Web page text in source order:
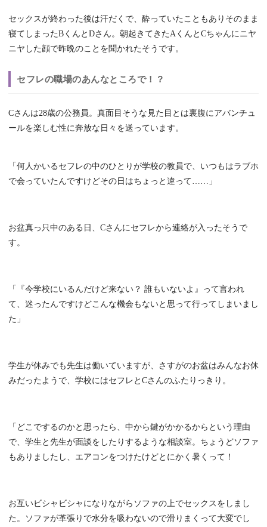
セックスが終わった後は汗だくで、酔っていたこともありそのまま
寝てしまったBくんとDさん。朝起きてきたAくんとCちゃんにニヤ
ニヤした顔で昨晩のことを聞かれたそうです。
セフレの職場のあんなところで！？
Cさんは28歳の公務員。真面目そうな見た目とは裏腹にアバンチュ
ールを楽しむ性に奔放な日々を送っています。
「何人かいるセフレの中のひとりが学校の教員で、いつもはラブホ
で会っていたんですけどその日はちょっと違って……」
お盆真っ只中のある日、Cさんにセフレから連絡が入ったそうで
す。
「『今学校にいるんだけど来ない？ 誰もいないよ』って言われ
て、迷ったんですけどこんな機会もないと思って行ってしまいまし
た」
学生が休みでも先生は働いていますが、さすがのお盆はみんなお休
みだったようで、学校にはセフレとCさんのふたりっきり。
「どこでするのかと思ったら、中から鍵がかかるからという理由
で、学生と先生が面談をしたりするような相談室。ちょうどソファ
もありましたし、エアコンをつけたけどとにかく暑くって！
お互いビシャビシャになりながらソファの上でセックスをしまし
た。ソファが革張りで水分を吸わないので滑りまくって大変でし